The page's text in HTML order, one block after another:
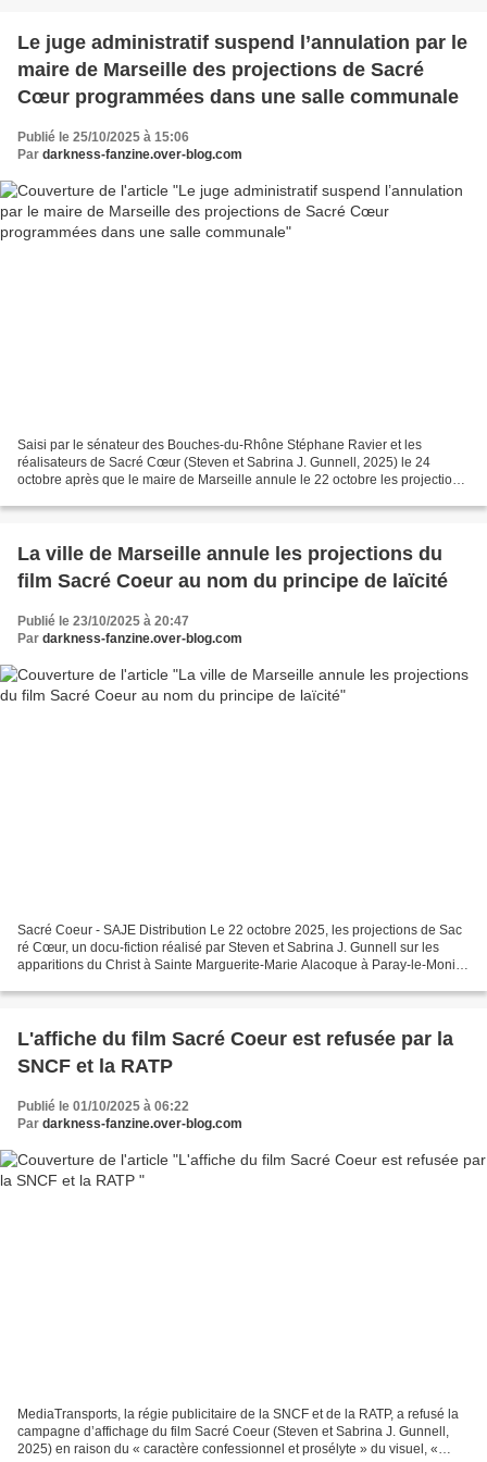
Le juge administratif suspend l’annulation par le
maire de Marseille des projections de Sacré
Cœur programmées dans une salle communale
Publié le 25/10/2025 à 15:06
Par darkness-fanzine.over-blog.com
Saisi par le sénateur des Bouches-du-Rhône Stéphane Ravier et les
réalisateurs de Sacré Cœur (Steven et Sabrina J. Gunnell, 2025) le 24
octobre après que le maire de Marseille annule le 22 octobre les projection s
La ville de Marseille annule les projections du
film Sacré Coeur au nom du principe de laïcité
Publié le 23/10/2025 à 20:47
Par darkness-fanzine.over-blog.com
Sacré Coeur - SAJE Distribution Le 22 octobre 2025, les projections de Sac
ré Cœur, un docu-fiction réalisé par Steven et Sabrina J. Gunnell sur les
apparitions du Christ à Sainte Marguerite-Marie Alacoque à Paray-le-Monial
L'affiche du film Sacré Coeur est refusée par la
SNCF et la RATP
Publié le 01/10/2025 à 06:22
Par darkness-fanzine.over-blog.com
MediaTransports, la régie publicitaire de la SNCF et de la RATP, a refusé la
campagne d’affichage du film Sacré Coeur (Steven et Sabrina J. Gunnell,
2025) en raison du « caractère confessionnel et prosélyte » du visuel, «